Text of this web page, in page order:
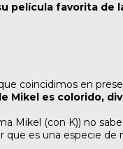
película favorita de
coincidimos en
Mikel es colorido,
Mikel (con K)) no
es una especie de